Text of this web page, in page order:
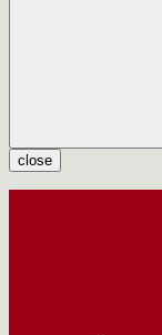
close